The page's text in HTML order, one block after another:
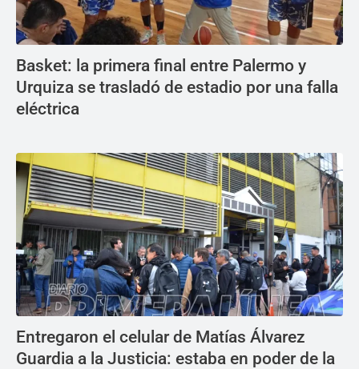
Basket: la primera final entre Palermo y
Urquiza se trasladó de estadio por una falla
eléctrica
Entregaron el celular de Matías Álvarez
Guardia a la Justicia: estaba en poder de la